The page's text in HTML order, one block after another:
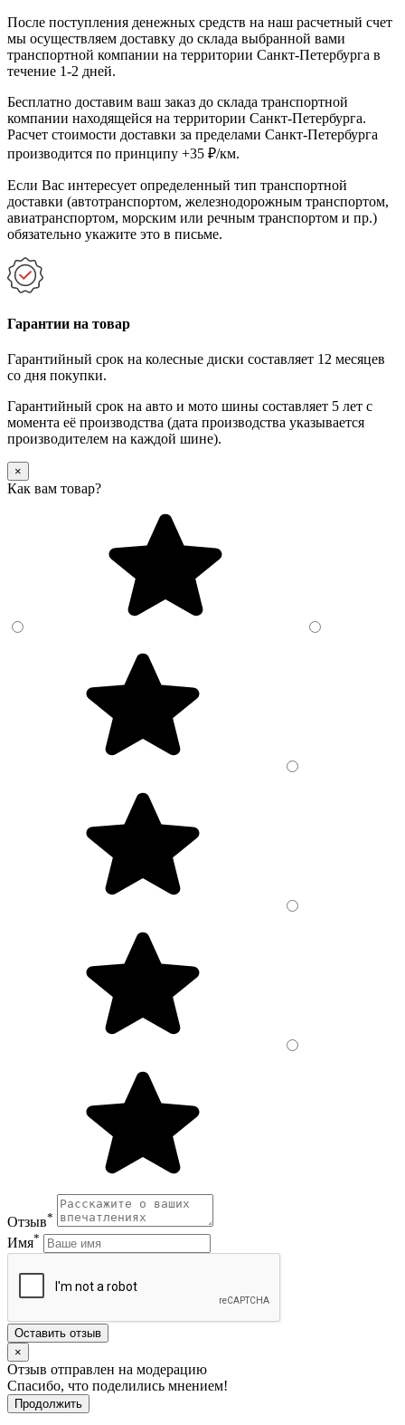
После поступления денежных средств на наш расчетный счет
мы осуществляем доставку до склада выбранной вами
транспортной компании на территории Санкт-Петербурга в
течение 1-2 дней.
Бесплатно доставим ваш заказ до склада транспортной
компании находящейся на территории Санкт-Петербурга.
Расчет стоимости доставки за пределами Санкт-Петербурга
производится по принципу +35 ₽/км.
Если Вас интересует определенный тип транспортной
доставки (автотранспортом, железнодорожным транспортом,
авиатранспортом, морским или речным транспортом и пр.)
обязательно укажите это в письме.
Гарантии на товар
Гарантийный срок на колесные диски составляет 12 месяцев
со дня покупки.
Гарантийный срок на авто и мото шины составляет 5 лет с
момента её производства (дата производства указывается
производителем на каждой шине).
×
Как вам товар?
Отзыв*
Имя*
Оставить отзыв
×
Отзыв отправлен на модерацию
Спасибо, что поделились мнением!
Продолжить